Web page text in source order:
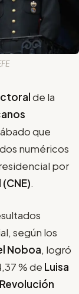
de la
que
numéricos
por
.
según los
Noboa, logró
% de Luisa
Revolución